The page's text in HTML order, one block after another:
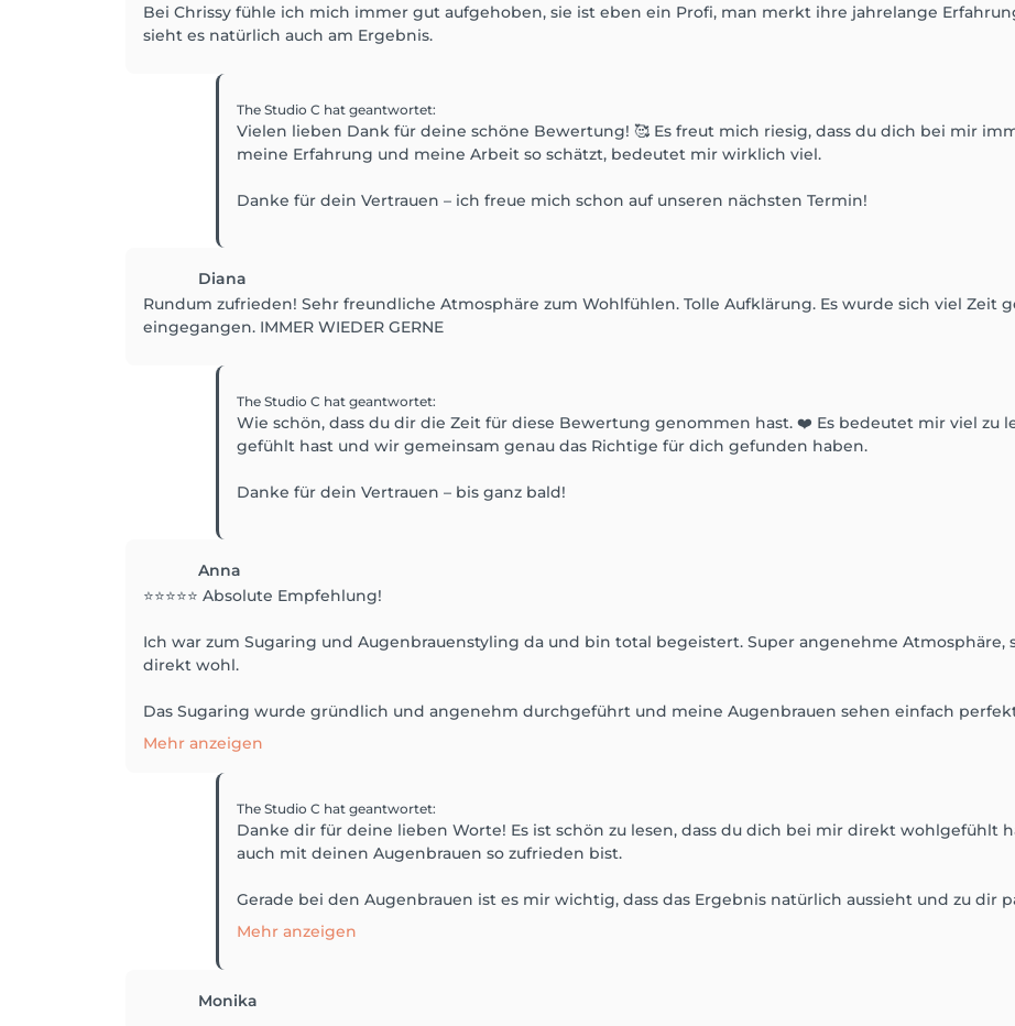
Bei Chrissy fühle ich mich immer gut aufgehoben, sie ist eben ein Profi, man merkt ihre jahrelange
sieht es natürlich auch am Ergebnis.
The Studio C hat geantwortet:
Vielen lieben Dank für deine schöne Bewertung! 🥰 Es freut mich riesig, dass du dich bei mir
meine Erfahrung und meine Arbeit so schätzt, bedeutet mir wirklich viel.
Danke für dein Vertrauen – ich freue mich schon auf unseren nächsten Termin!
Diana
Rundum zufrieden! Sehr freundliche Atmosphäre zum Wohlfühlen. Tolle Aufklärung. Es wurde sich viel Zeit
eingegangen. IMMER WIEDER GERNE
The Studio C hat geantwortet:
Wie schön, dass du dir die Zeit für diese Bewertung genommen hast. ❤️ Es bedeutet mir viel zu
gefühlt hast und wir gemeinsam genau das Richtige für dich gefunden haben.
Danke für dein Vertrauen – bis ganz bald!
Anna
⭐⭐⭐⭐⭐ Absolute Empfehlung!
Ich war zum Sugaring und Augenbrauenstyling da und bin total begeistert. Super angenehme
direkt wohl.
Das Sugaring wurde gründlich und angenehm durchgeführt und meine Augenbrauen sehen einfach
Mehr anzeigen
The Studio C hat geantwortet:
Danke dir für deine lieben Worte! Es ist schön zu lesen, dass du dich bei mir direkt wohlgefühlt
auch mit deinen Augenbrauen so zufrieden bist.
Gerade bei den Augenbrauen ist es mir wichtig, dass das Ergebnis natürlich aussieht und zu dir
Mehr anzeigen
Monika